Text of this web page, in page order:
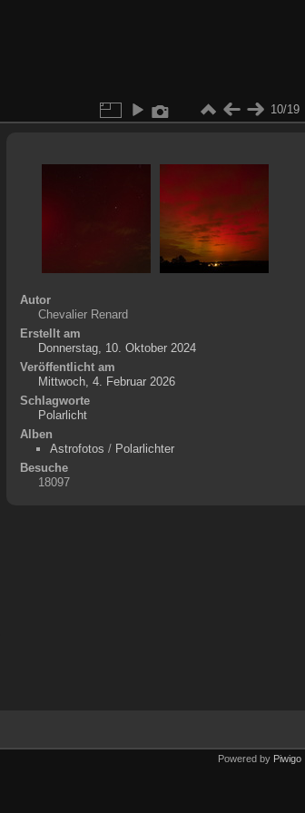
10/19
Autor
Chevalier Renard
Erstellt am
Donnerstag, 10. Oktober 2024
Veröffentlicht am
Mittwoch, 4. Februar 2026
Schlagworte
Polarlicht
Alben
Astrofotos / Polarlichter
Besuche
18097
Powered by Piwigo